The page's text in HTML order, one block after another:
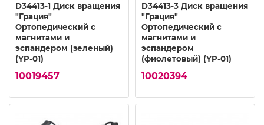
D34413-1 Диск вращения
"Грация"
Ортопедический с
магнитами и
эспандером (зеленый)
(YP-01)
10019457
D34413-3 Диск вращения
"Грация"
Ортопедический с
магнитами и
эспандером
(фиолетовый) (YP-01)
10020394